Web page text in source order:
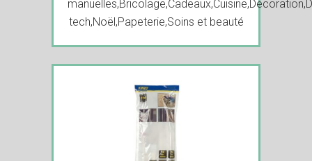
manuelles,Bricolage,Cadeaux,Cuisine,Decoration,
tech,Noël,Papeterie,Soins et beauté